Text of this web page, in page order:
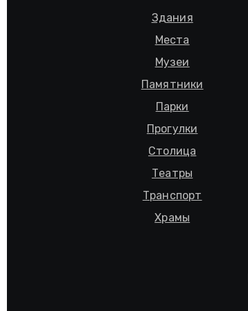
Здания
Места
Музеи
Памятники
Парки
Прогулки
Столица
Театры
Транспорт
Храмы